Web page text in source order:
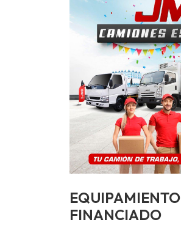
EQUIPAMIENTO
FINANCIADO